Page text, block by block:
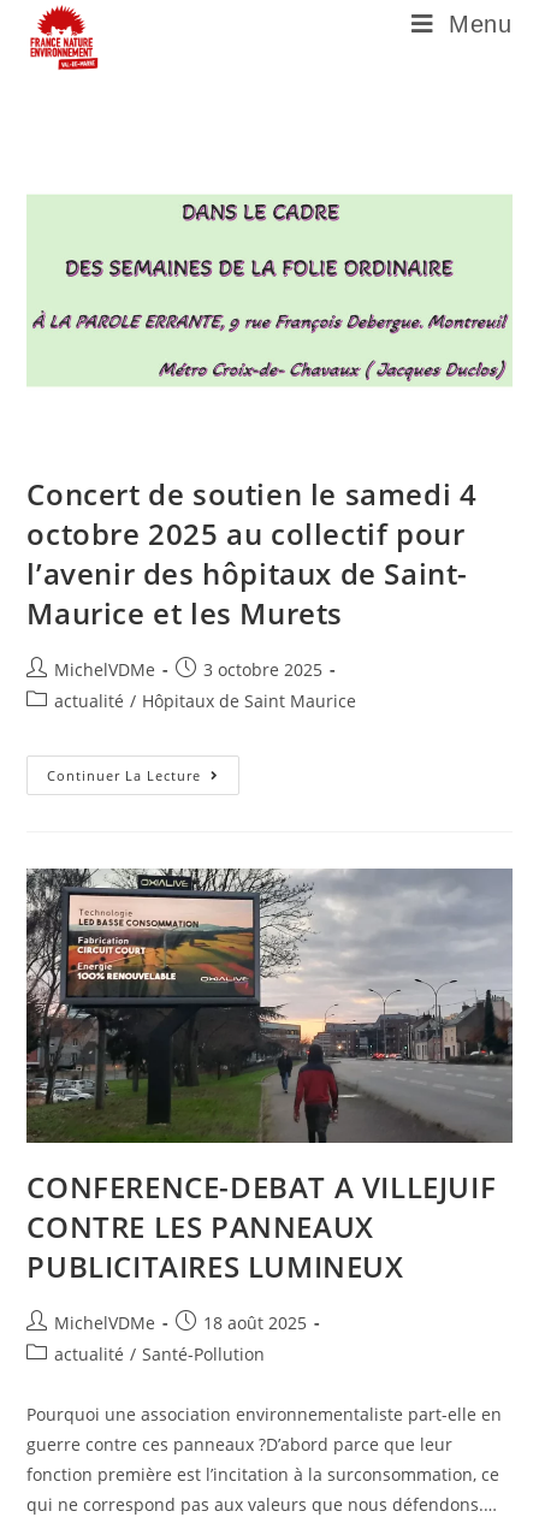
Menu
Concert de soutien le samedi 4
octobre 2025 au collectif pour
l’avenir des hôpitaux de Saint-
Maurice et les Murets
MichelVDMe
3 octobre 2025
actualité / Hôpitaux de Saint Maurice
Continuer La Lecture
CONFERENCE-DEBAT A VILLEJUIF
CONTRE LES PANNEAUX
PUBLICITAIRES LUMINEUX
MichelVDMe
18 août 2025
actualité / Santé-Pollution
Pourquoi une association environnementaliste part-elle en
guerre contre ces panneaux ?D’abord parce que leur
fonction première est l’incitation à la surconsommation, ce
qui ne correspond pas aux valeurs que nous défendons.…